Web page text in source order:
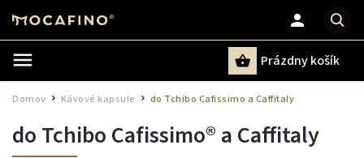
Prázdny košík
Domov Kávové kapsule do Tchibo Cafissimo a Caffitaly
do Tchibo Cafissimo® a Caffitaly